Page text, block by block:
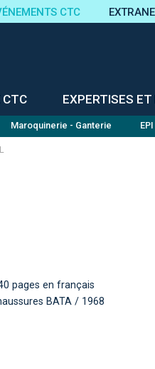
CTC
CTC EXPERTISES
Maroquinerie - Ganterie EPI
pages en français
BATA / 1968